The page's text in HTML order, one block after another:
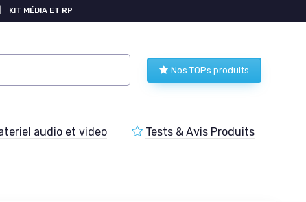
KIT MÉDIA ET RP
Nos TOPs produits
audio et video Tests & Avis Produits